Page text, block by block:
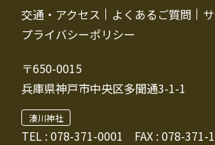
交通・アクセス よくあるご質問
プライバシーポリシー
〒650-0015
兵庫県神戸市中央区多聞通3-1-1
湊川神社
TEL : 078-371-0001 FAX : 078-371-